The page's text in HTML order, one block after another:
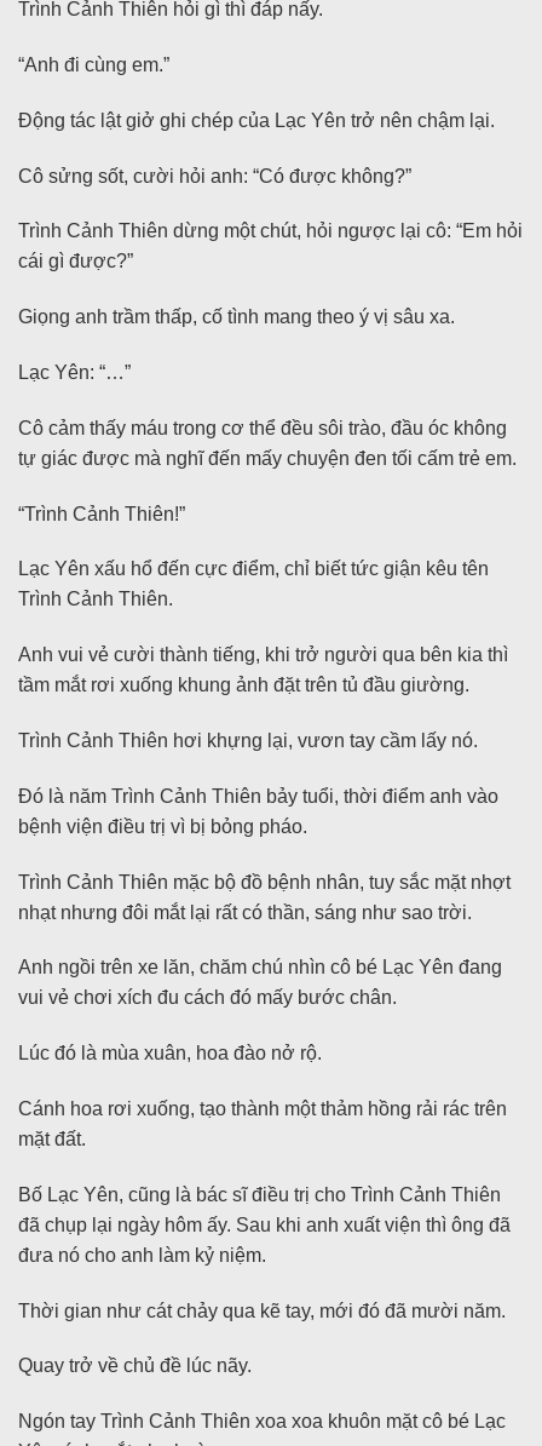
Trình Cảnh Thiên hỏi gì thì đáp nấy.
“Anh đi cùng em.”
Động tác lật giở ghi chép của Lạc Yên trở nên chậm lại.
Cô sửng sốt, cười hỏi anh: “Có được không?”
Trình Cảnh Thiên dừng một chút, hỏi ngược lại cô: “Em hỏi
cái gì được?”
Giọng anh trầm thấp, cố tình mang theo ý vị sâu xa.
Lạc Yên: “…”
Cô cảm thấy máu trong cơ thể đều sôi trào, đầu óc không
tự giác được mà nghĩ đến mấy chuyện đen tối cấm trẻ em.
“Trình Cảnh Thiên!”
Lạc Yên xấu hổ đến cực điểm, chỉ biết tức giận kêu tên
Trình Cảnh Thiên.
Anh vui vẻ cười thành tiếng, khi trở người qua bên kia thì
tầm mắt rơi xuống khung ảnh đặt trên tủ đầu giường.
Trình Cảnh Thiên hơi khựng lại, vươn tay cầm lấy nó.
Đó là năm Trình Cảnh Thiên bảy tuổi, thời điểm anh vào
bệnh viện điều trị vì bị bỏng pháo.
Trình Cảnh Thiên mặc bộ đồ bệnh nhân, tuy sắc mặt nhợt
nhạt nhưng đôi mắt lại rất có thần, sáng như sao trời.
Anh ngồi trên xe lăn, chăm chú nhìn cô bé Lạc Yên đang
vui vẻ chơi xích đu cách đó mấy bước chân.
Lúc đó là mùa xuân, hoa đào nở rộ.
Cánh hoa rơi xuống, tạo thành một thảm hồng rải rác trên
mặt đất.
Bố Lạc Yên, cũng là bác sĩ điều trị cho Trình Cảnh Thiên
đã chụp lại ngày hôm ấy. Sau khi anh xuất viện thì ông đã
đưa nó cho anh làm kỷ niệm.
Thời gian như cát chảy qua kẽ tay, mới đó đã mười năm.
Quay trở về chủ đề lúc nãy.
Ngón tay Trình Cảnh Thiên xoa xoa khuôn mặt cô bé Lạc